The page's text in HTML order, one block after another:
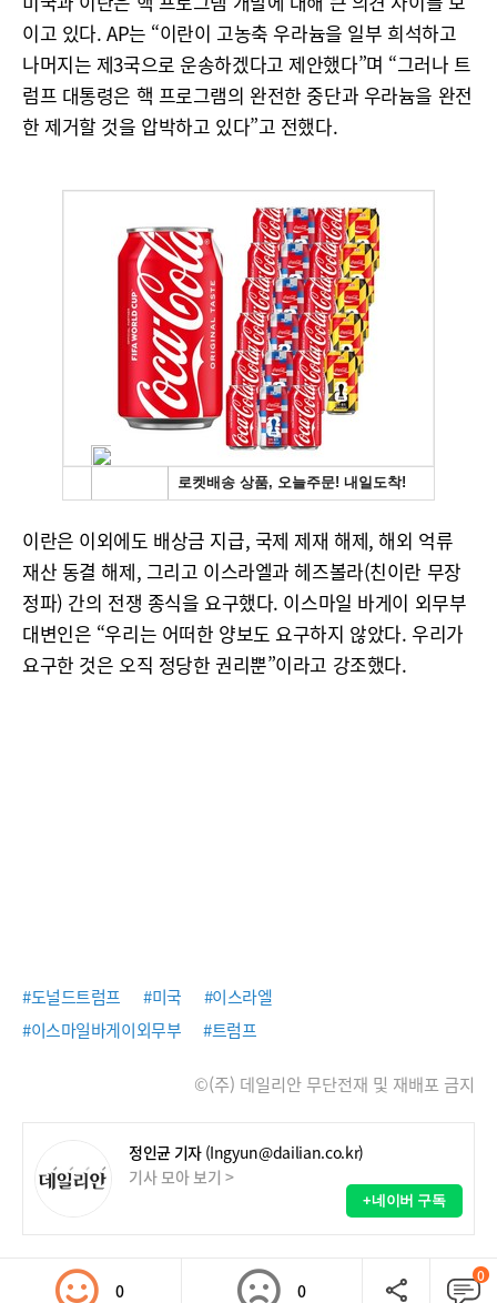
이고 있다. AP는 “이란이 고농축 우라늄을 일부 희석하고
나머지는 제3국으로 운송하겠다고 제안했다”며 “그러나 트
럼프 대통령은 핵 프로그램의 완전한 중단과 우라늄을 완전
한 제거할 것을 압박하고 있다”고 전했다.
이란은 이외에도 배상금 지급, 국제 제재 해제, 해외 억류
재산 동결 해제, 그리고 이스라엘과 헤즈볼라(친이란 무장
정파) 간의 전쟁 종식을 요구했다. 이스마일 바게이 외무부
대변인은 “우리는 어떠한 양보도 요구하지 않았다. 우리가
요구한 것은 오직 정당한 권리뿐”이라고 강조했다.
#도널드트럼프 #미국
#이스라엘
#이스마일바게이외무부
#트럼프
©(주) 데일리안 무단전재 및 재배포 금지
정인균 기자 (Ingyun@dailian.co.kr)
기사 모아 보기 >
+네이버 구독
0 0
0